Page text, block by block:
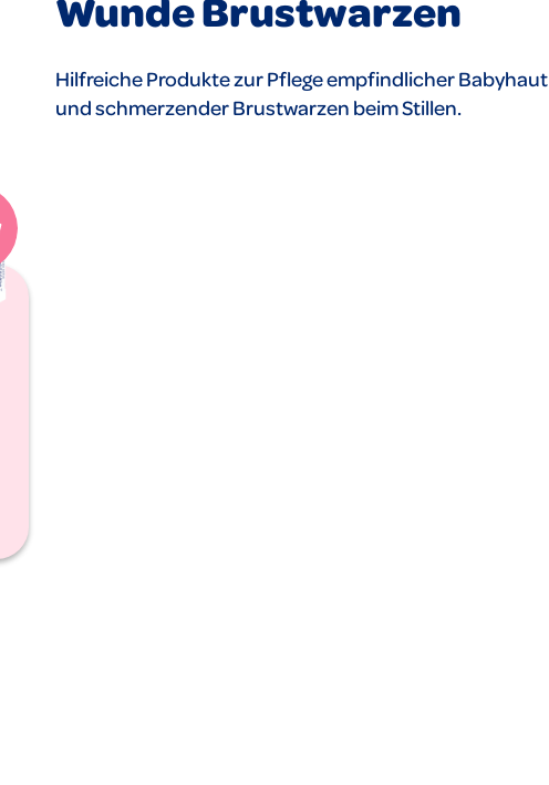
Hilfreiche Produkte zur Pflege empfindlicher Babyhaut
und schmerzender Brustwarzen beim Stillen.